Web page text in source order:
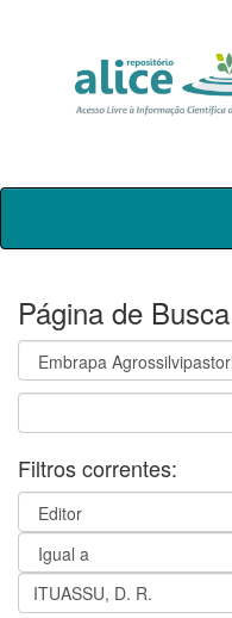
Skip
Página de Busca
Filtros correntes: